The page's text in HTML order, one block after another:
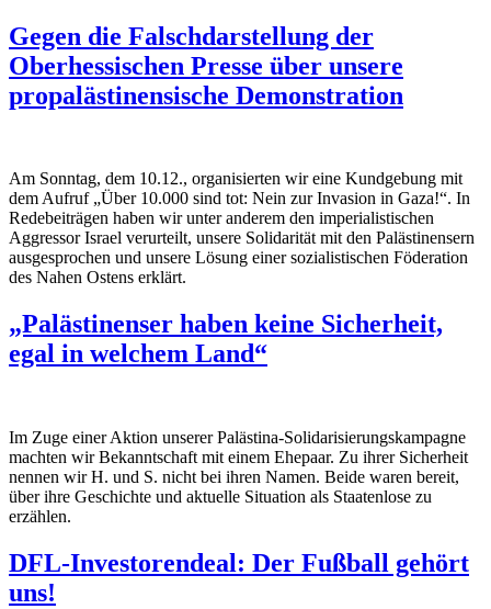
Gegen die Falschdarstellung der
Oberhessischen Presse über unsere
propalästinensische Demonstration
Am Sonntag, dem 10.12., organisierten wir eine Kundgebung mit
dem Aufruf „Über 10.000 sind tot: Nein zur Invasion in Gaza!“. In
Redebeiträgen haben wir unter anderem den imperialistischen
Aggressor Israel verurteilt, unsere Solidarität mit den Palästinensern
ausgesprochen und unsere Lösung einer sozialistischen Föderation
des Nahen Ostens erklärt.
„Palästinenser haben keine Sicherheit,
egal in welchem Land“
Im Zuge einer Aktion unserer Palästina-Solidarisierungskampagne
machten wir Bekanntschaft mit einem Ehepaar. Zu ihrer Sicherheit
nennen wir H. und S. nicht bei ihren Namen. Beide waren bereit,
über ihre Geschichte und aktuelle Situation als Staatenlose zu
erzählen.
DFL-Investorendeal: Der Fußball gehört
uns!